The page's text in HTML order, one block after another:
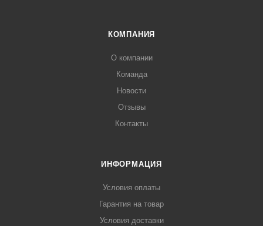
КОМПАНИЯ
О компании
Команда
Новости
Отзывы
Контакты
ИНФОРМАЦИЯ
Условия оплаты
Гарантия на товар
Условия доставки